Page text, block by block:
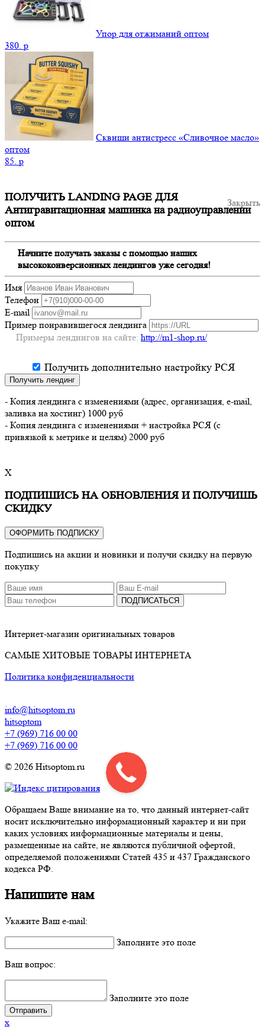
Упор для отжиманий оптом
380. p
Сквиши антистресс «Сливочное масло»
оптом
85. p
Закрыть
ПОЛУЧИТЬ LANDING PAGE ДЛЯ
Антигравитационная машинка на радиоуправлении
оптом
Начните получать заказы с помощью наших
высококонверсионных лендингов уже сегодня!
Имя
Телефон
E-mail
Пример понравившегося лендинга
Примеры лендингов на сайте: http://m1-shop.ru/
Получить дополнительно настройку РСЯ
Получить лендинг
- Копия лендинга с изменениями (адрес, организация, e-mail,
заливка на хостинг) 1000 руб
- Копия лендинга с изменениями + настройка РСЯ (с
привязкой к метрике и целям) 2000 руб
X
ПОДПИШИСЬ НА ОБНОВЛЕНИЯ И ПОЛУЧИШЬ
СКИДКУ
ОФОРМИТЬ ПОДПИСКУ
Подпишись на акции и новинки и получи скидку на первую
покупку
ПОДПИСАТЬСЯ
Интернет-магазин оригинальных товаров
САМЫЕ ХИТОВЫЕ ТОВАРЫ ИНТЕРНЕТА
Политика конфиденциальности
info@hitsoptom.ru
hitsoptom
+7 (969) 716 00 00
+7 (969) 716 00 00
© 2026 Hitsoptom.ru
Обращаем Ваше внимание на то, что данный интернет-сайт
носит исключительно информационный характер и ни при
каких условиях информационные материалы и цены,
размещенные на сайте, не являются публичной офертой,
определяемой положениями Статей 435 и 437 Гражданского
кодекса РФ.
Напишите нам
Укажите Ваш e-mail:
Заполните это поле
Ваш вопрос:
Заполните это поле
x